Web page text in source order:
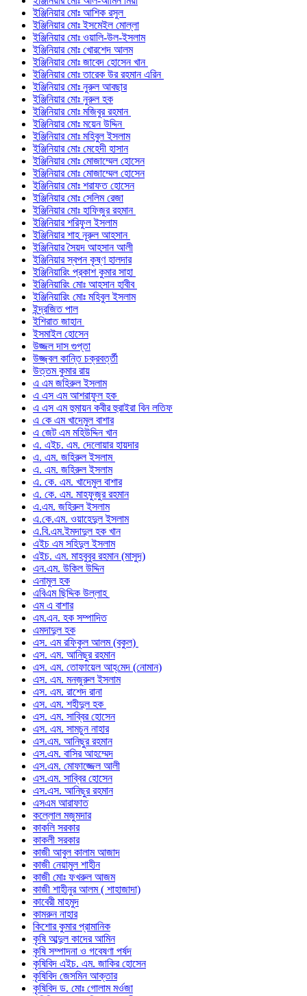
ইঞ্জিনিয়ার মোঃ আশিক রসুল
ইঞ্জিনিয়ার মোঃ ইসমেইল মোল্লা
ইঞ্জিনিয়ার মোঃ ওয়ালি-উল-ইসলাম
ইঞ্জিনিয়ার মোঃ খোরশেদ আলম
ইঞ্জিনিয়ার মোঃ জাবেদ হোসেন খান
ইঞ্জিনিয়ার মোঃ তারেক উর রহমান এরিন
ইঞ্জিনিয়ার মোঃ নুরুল আবছার
ইঞ্জিনিয়ার মোঃ নুরুল হক
ইঞ্জিনিয়ার মোঃ মজিবুর রহমান
ইঞ্জিনিয়ার মোঃ ময়েন উদ্দিন
ইঞ্জিনিয়ার মোঃ মহিবুল ইসলাম
ইঞ্জিনিয়ার মোঃ মেহেদী হাসান
ইঞ্জিনিয়ার মোঃ মোজাম্মেল হোসেন
ইঞ্জিনিয়ার মোঃ মোজাম্মেল হোসেন
ইঞ্জিনিয়ার মোঃ শরাফত হোসেন
ইঞ্জিনিয়ার মোঃ সেলিম রেজা
ইঞ্জিনিয়ার মোঃ হাফিজুর রহমান
ইঞ্জিনিয়ার শরিফুল ইসলাম
ইঞ্জিনিয়ার শাহ নূরুল আহসান
ইঞ্জিনিয়ার সৈয়দ আহসান আলী
ইঞ্জিনিয়ার স্বপন কৃষ্ণ হালদার
ইঞ্জিনিয়ারিং প্রকাশ কুমার সাহা
ইঞ্জিনিয়ারিং মোঃ আহসান হাবীব
ইঞ্জিনিয়ারিং মোঃ মহিবুল ইসলাম
ইন্দ্রজিত পাল
ইশিরাত জাহান
ইসমাইল হোসেন
উজ্জল দাস গুপ্তা
উজ্জ্বল কান্তি চক্রবর্ত্তী
উত্তম কুমার রায়
এ এম জহিরুল ইসলাম
এ এস এম আশরাফুল হক
এ এস এম হুমায়ন কবীর হুরাইরা বিন লতিফ
এ কে এম খাদেমুল বাশার
এ জেট এম মহিউদ্দিন খান
এ. এইচ. এম. দেলোয়ার হায়দার
এ. এম. জহিরুল ইসলাম
এ. এম. জহিরুল ইসলাম
এ. কে. এম. খাদেমুল বাশার
এ. কে. এম. মাহফুজুর রহমান
এ.এম. জহিরুল ইসলাম
এ.কে.এম. ওয়াহেদুল ইসলাম
এ.বি.এম.ইমদাদুল হক খান
এইচ এম সহিদুল ইসলাম
এইচ. এম. মাহবুবুর রহমান (মাসুদ)
এন.এম. উকিল উদ্দিন
এনামুল হক
এবিএম ছিদ্দিক উল্লাহ
এম এ বাশার
এম.এন. হক সম্পাদিত
এমদাদুল হক
এস. এম রফিকুল আলম (বকুল)
এস. এম. আনিছুর রহমান
এস. এম. তোফায়েল আহ্‌মেদ (নোমান)
এস. এম. মনজুরুল ইসলাম
এস. এম. রাশেদ রানা
এস. এম. শহীদুল হক
এস. এম. সাব্বির হোসেন
এস. এম. সামচুন নাহার
এস.এম. আনিছুর রহমান
এস.এম. বাসির আহম্মেদ
এস.এম. মোফাজ্জেল আলী
এস.এম. সাব্বির হোসেন
এস.এস. আনিছুর রহমান
এসএম আরাফাত
কল্লোল মজুমদার
কাকলি সরকার
কাকলী সরকার
কাজী আবুল কালাম আজাদ
কাজী নেয়ামুল শাহীন
কাজী মোঃ ফখরুল আজম
কাজী শাহীনুর আলম ( শাহাজাদা)
কাবেরী মাহমুদ
কামরুন নাহার
কিশোর কুমার প্রামানিক
কৃষি আব্দুল কাদের আমিন
কৃষি সম্পাদনা ও গবেষণা পর্ষদ
কৃষিবিদ এইচ. এম. জাকির হোসেন
কৃষিবিদ জেসমিন আক্তার
কৃষিবিদ ড. মোঃ গোলাম মর্ওজা